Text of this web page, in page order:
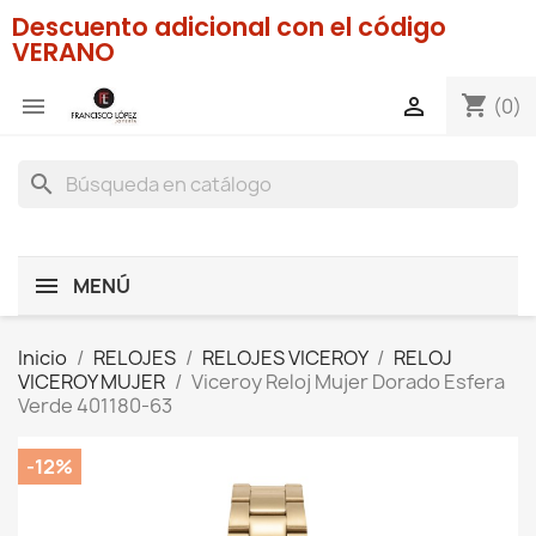
Descuento adicional con el código
VERANO
 shopping_cart (0)

search
MENÚ
Inicio RELOJES RELOJES VICEROY
RELOJ
VICEROY MUJER
Viceroy Reloj Mujer Dorado Esfera
Verde 401180-63
-12%